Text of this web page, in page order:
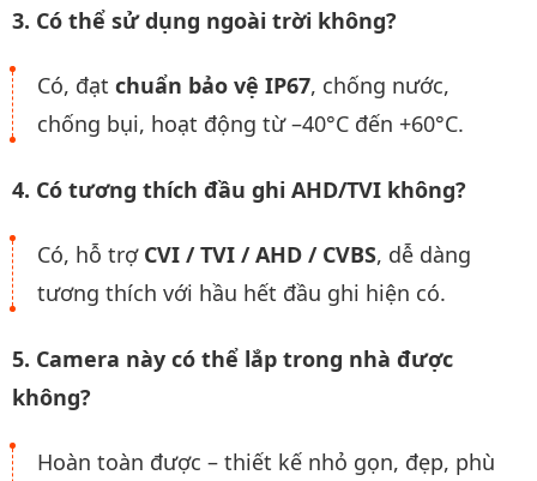
3. Có thể sử dụng ngoài trời không?
Có, đạt chuẩn bảo vệ IP67, chống nước,
chống bụi, hoạt động từ –40°C đến +60°C.
4. Có tương thích đầu ghi AHD/TVI không?
Có, hỗ trợ CVI / TVI / AHD / CVBS, dễ dàng
tương thích với hầu hết đầu ghi hiện có.
5. Camera này có thể lắp trong nhà được
không?
Hoàn toàn được – thiết kế nhỏ gọn, đẹp, phù